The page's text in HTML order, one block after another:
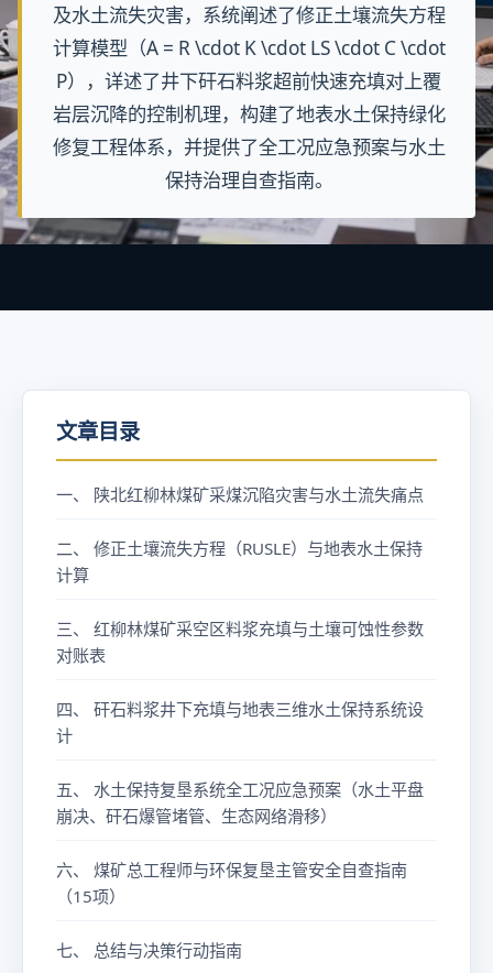
及水土流失灾害，系统阐述了修正土壤流失方程
计算模型（A = R \cdot K \cdot LS \cdot C \cdot
P），详述了井下矸石料浆超前快速充填对上覆
岩层沉降的控制机理，构建了地表水土保持绿化
修复工程体系，并提供了全工况应急预案与水土
保持治理自查指南。
文章目录
一、 陕北红柳林煤矿采煤沉陷灾害与水土流失痛点
二、 修正土壤流失方程（RUSLE）与地表水土保持
计算
三、 红柳林煤矿采空区料浆充填与土壤可蚀性参数
对账表
四、 矸石料浆井下充填与地表三维水土保持系统设
计
五、 水土保持复垦系统全工况应急预案（水土平盘
崩决、矸石爆管堵管、生态网络滑移）
六、 煤矿总工程师与环保复垦主管安全自查指南
（15项）
七、 总结与决策行动指南